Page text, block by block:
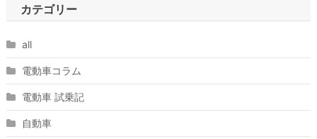
カテゴリー
all
電動車コラム
電動車 試乗記
自動車